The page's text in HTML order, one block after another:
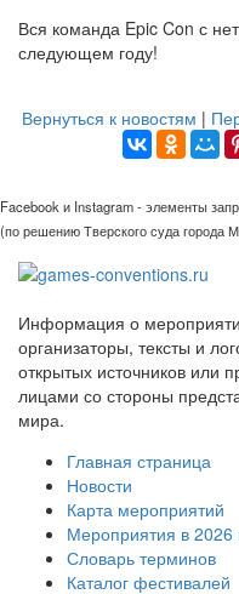
Вся команда Epic Con с
следующем году!
Вернуться к новостям |
Facebook и Instagram - элементы
(по решению Тверского суда города
Информация о
организаторы, тексты и
открытых источников или
лицами со стороны
мира.
Главная страница
Новости
Карта мероприятий
Мероприятия в 2026
Словарь терминов
Каталог фестивалей